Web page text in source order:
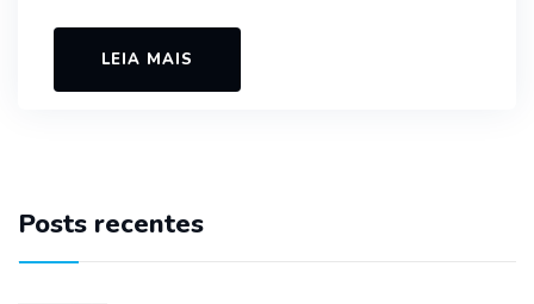
LEIA MAIS
Posts recentes